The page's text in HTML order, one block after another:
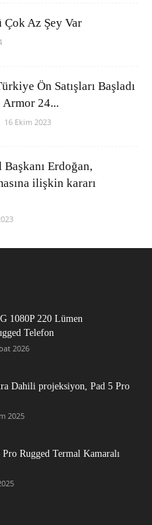
Çok Az Şey Var
Ön Satışları Başladı
Armor 24...
16 Ekim 2023
Başkanı Erdoğan,
ilişkin kararı
1080P 220 Lümen
Telefon
2026
Dahili projeksiyon, Pad 5 Pro
2025
Rugged Termal Kamaralı